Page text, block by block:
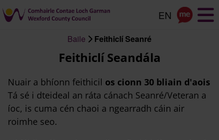
an
príomhábhar
Baile Feithiclí Seanré
Feithiclí Seandála
Nuair a bhíonn feithicil os cionn 30 bliain d'aois
Tá sé i dteideal an ráta cánach Seanré/Veteran a
íoc, is cuma cén chaoi a ngearradh cáin air
roimhe seo.